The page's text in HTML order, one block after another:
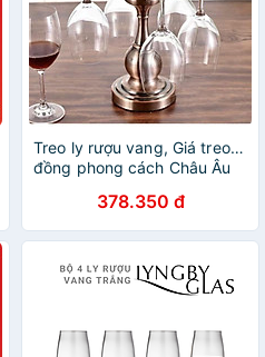
Treo ly rượu vang, Giá treo ly
đồng phong cách Châu Âu
378.350 đ